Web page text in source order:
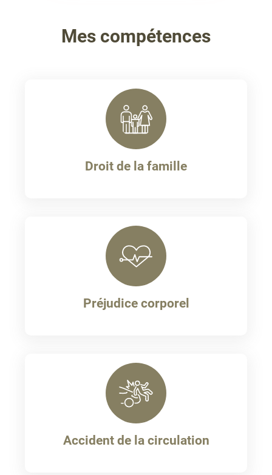
Mes compétences
Droit de la famille
Préjudice corporel
Accident de la circulation